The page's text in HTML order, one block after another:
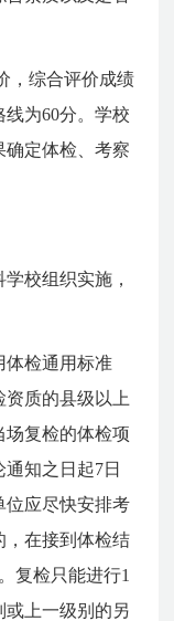
，综合评价成绩
为60分。学校
确定体检、考察
校组织实施，
体检通用标准
资质的县级以上
场复检的体检项
知之日起7日
位应尽快安排考
，在接到体检结
复检只能进行1
或上一级别的另